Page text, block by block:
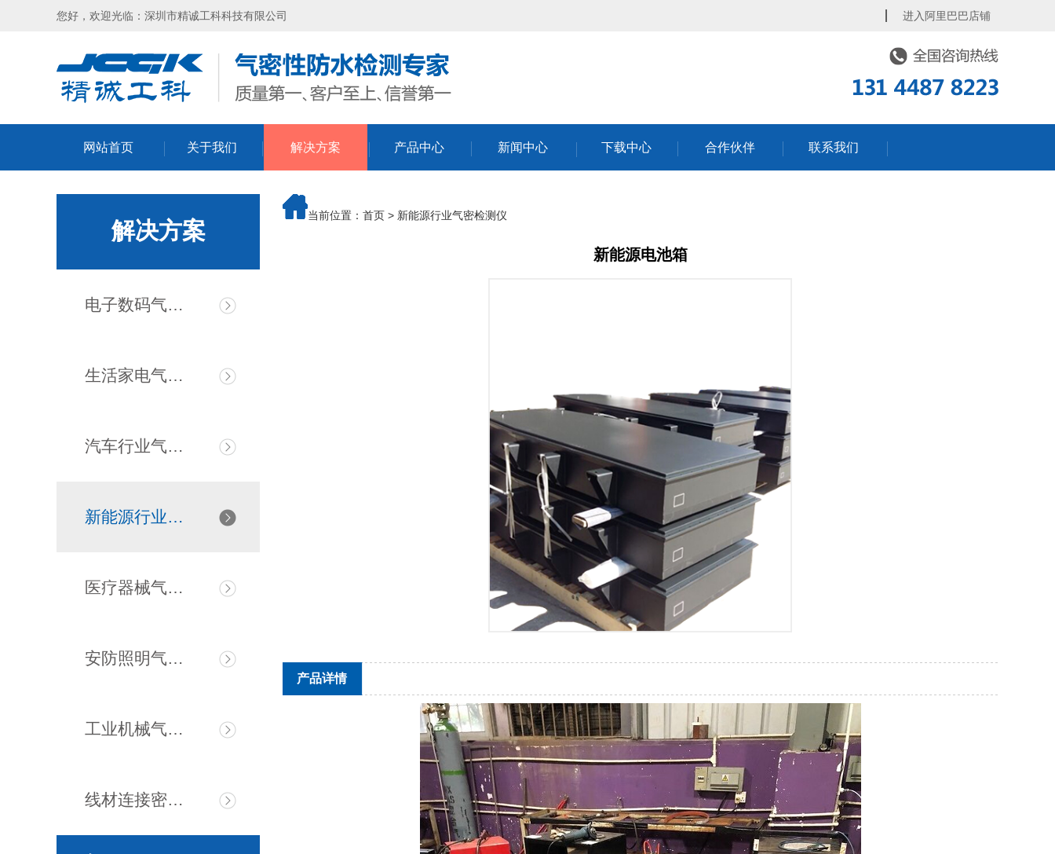
您好，欢迎光临：深圳市精诚工科科技有限公司 进入阿里巴巴店铺
网站首页 关于我们 解决方案 产品中心 新闻中心 下载中心 合作伙伴 联系我们
解决方案
电子数码气密检测仪
生活家电气密检测仪
汽车行业气密检漏仪
新能源行业气密检测仪
医疗器械气密检测仪
安防照明气密检测仪
工业机械气密检测仪
线材连接密封测试仪
当前位置： 首页 > 新能源行业气密检测仪
新能源电池箱
产品详情